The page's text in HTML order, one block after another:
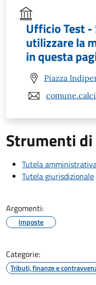
Ufficio Test -
utilizzare la
in questa
Piazza
Strumenti
Tutela
Tutela giurisdizionale
Argomenti:
Imposte
Categorie:
Tributi, finanze e